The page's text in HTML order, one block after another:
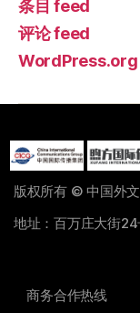
条目 feed
评论 feed
WordPress.org
版权所有 © 中国外
地址：百万庄大街
商务合作热线